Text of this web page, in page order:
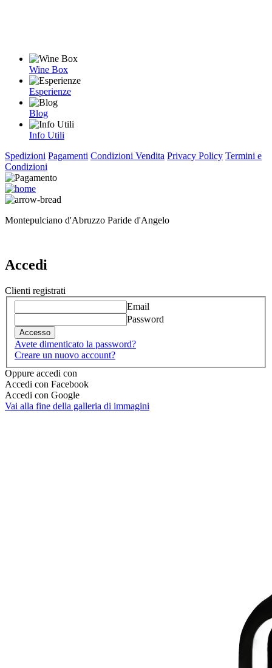
Wine Box
Esperienze
Blog
Info Utili
Spedizioni Pagamenti Condizioni Vendita Privacy Policy Termini e
Condizioni
Montepulciano d'Abruzzo Paride d'Angelo
Accedi
Clienti registrati
Email
Password
Accesso
Avete dimenticato la password?
Creare un nuovo account?
Oppure accedi con
Accedi con Facebook
Accedi con Google
Vai alla fine della galleria di immagini